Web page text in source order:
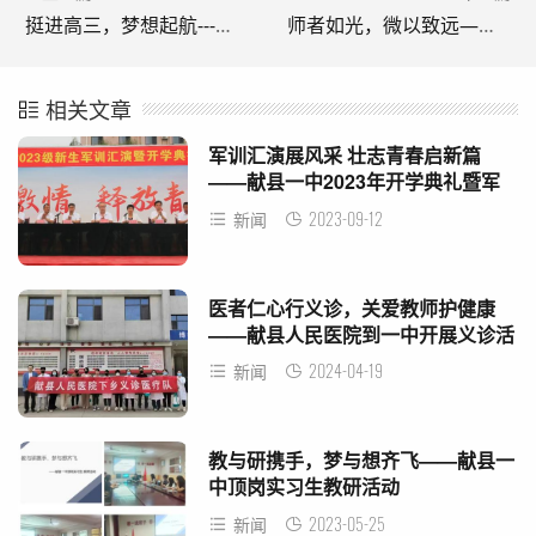
挺进高三，梦想起航---高三年级举行联考表彰暨高考励志演讲大会 师者如光，微以致远——第37个教师节，向献县一中老师致敬
相关文章
军训汇演展风采 壮志青春启新篇
——献县一中2023年开学典礼暨军
训汇演表彰大会
新闻 2023-09-12
医者仁心行义诊，关爱教师护健康
——献县人民医院到一中开展义诊活
动 新闻 2024-04-19
教与研携手，梦与想齐飞——献县一
中顶岗实习生教研活动
新闻 2023-05-25